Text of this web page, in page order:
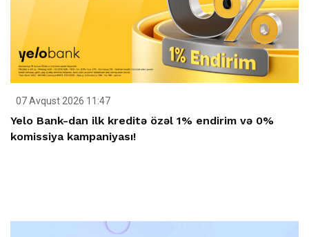
07 Avqust 2026 11:47
Yelo Bank-dan ilk kreditə özəl 1% endirim və 0%
komissiya kampaniyası!